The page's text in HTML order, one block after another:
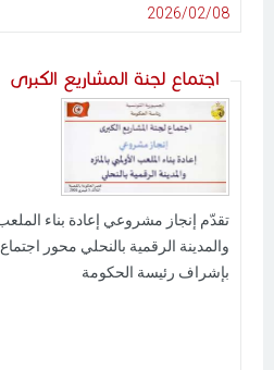
2026/02/08
اجتماع لجنة المشاريع الكبرى
تقدّم إنجاز مشروعي إعادة بناء الملعب
والمدينة الرقمية بالنحلي محور
بإشراف رئيسة الحكومة